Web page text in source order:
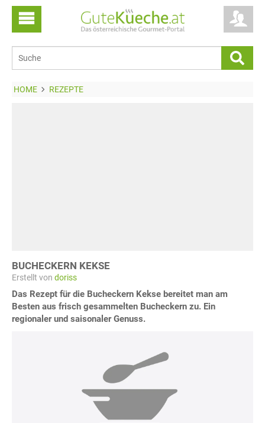
HOME REZEPTE
BUCHECKERN KEKSE
Erstellt von doriss
Das Rezept für die Bucheckern Kekse bereitet man am
Besten aus frisch gesammelten Bucheckern zu. Ein
regionaler und saisonaler Genuss.